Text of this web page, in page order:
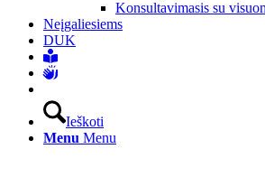
Konsultavimasis su
Neįgaliesiems
DUK
Ieškoti
Menu Menu